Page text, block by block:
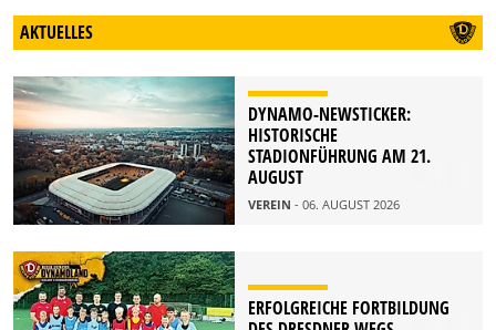
AKTUELLES
DYNAMO-NEWSTICKER:
HISTORISCHE
STADIONFÜHRUNG AM 21.
AUGUST
VEREIN - 06. AUGUST 2026
ERFOLGREICHE FORTBILDUNG